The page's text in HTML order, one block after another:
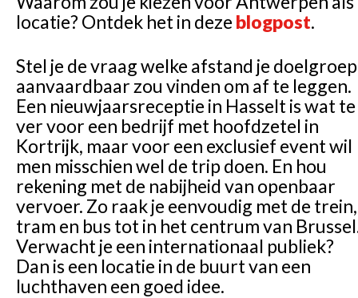
locatie? Ontdek het in deze blogpost.
Stel je de vraag welke afstand je doelgroep
aanvaardbaar zou vinden om af te leggen.
Een nieuwjaarsreceptie in Hasselt is wat te
ver voor een bedrijf met hoofdzetel in
Kortrijk, maar voor een exclusief event wil
men misschien wel de trip doen. En hou
rekening met de nabijheid van openbaar
vervoer. Zo raak je eenvoudig met de trein,
tram en bus tot in het centrum van
Verwacht je een internationaal publiek?
Dan is een locatie in de buurt van een
luchthaven een goed idee.